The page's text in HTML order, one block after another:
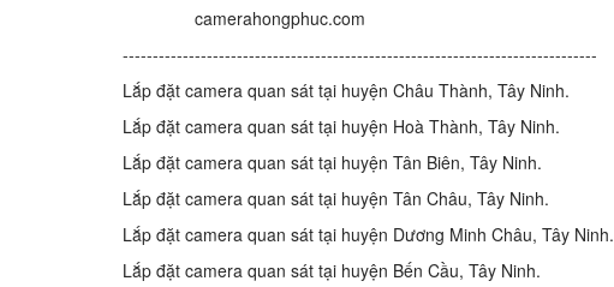
camerahongphuc.com
-------------------------------------------------------------------------------
Lắp đặt camera quan sát tại huyện Châu Thành, Tây Ninh.
Lắp đặt camera quan sát tại huyện Hoà Thành, Tây Ninh.
Lắp đặt camera quan sát tại huyện Tân Biên, Tây Ninh.
Lắp đặt camera quan sát tại huyện Tân Châu, Tây Ninh.
Lắp đặt camera quan sát tại huyện Dương Minh Châu, Tây Ninh.
Lắp đặt camera quan sát tại huyện Bến Cầu, Tây Ninh.